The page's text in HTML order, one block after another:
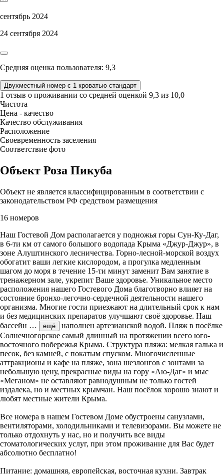
сентябрь 2024
24 сентября 2024
Средняя оценка пользователя: 9,3
Двухместный номер с 1 кроватью стандарт
1 отзыв о проживании со средней оценкой 9,3 из 10,0
Чистота
Цена - качество
Качество обслуживания
Расположение
Своевременность заселения
Соответствие фото
Объект Роза Пикуба
Объект не является классифицированным в соответствии с
законодательством РФ средством размещения
16 номеров
Наш Гостевой Дом располагается у подножья горы Сун-Ку-Даг,
в 6-ти км от самого большого водопада Крыма «Джур-Джур», в
зоне Алуштинского лесничества. Горно-лесной-морской воздух
обогатит ваши легкие кислородом, а прогулка медленным
шагом до моря в течение 15-ти минут заменит Вам занятие в
тренажерном зале, укрепит Ваше здоровье. Уникальное место
расположения нашего Гостевого Дома благотворно влияет на
состояние бронхо-легочно-сердечной деятельности нашего
организма. Многие гости приезжают на длительный срок к нам
и без медицинских препаратов улучшают своё здоровье. Наш
бассейн … ещё
наполнен артезианской водой. Пляж в посёлке
Солнечногорское самый длинный на протяжении всего юго-
восточного побережья Крыма. Структура пляжа: мелкая галька и
песок, без камней, с покатым спуском. Многочисленные
аттракционы и кафе на пляже, зона шезлонгов с зонтами за
небольшую цену, прекрасные виды на гору «Аю-Даг» и мыс
«Меганом» не оставляют равнодушным не только гостей
издалека, но и местных крымчан. Наш посёлок хорошо знают и
любят местные жители Крыма.
Все номера в нашем Гостевом Доме обустроены санузлами,
вентиляторами, холодильниками и телевизорами. Вы можете не
только отдохнуть у нас, но и получить все виды
стоматологических услуг, при этом проживание для Вас будет
абсолютно бесплатно!
Питание: домашняя, европейская, восточная кухни. Завтрак